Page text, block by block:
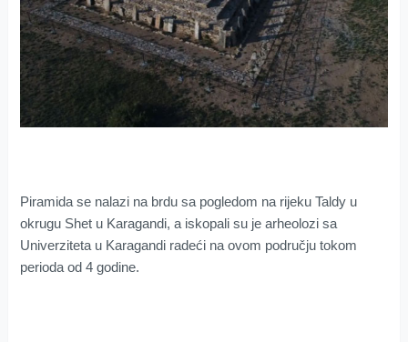
Piramida se nalazi na brdu sa pogledom na rijeku Taldy u
okrugu Shet u Karagandi, a iskopali su je arheolozi sa
Univerziteta u Karagandi radeći na ovom području tokom
perioda od 4 godine.